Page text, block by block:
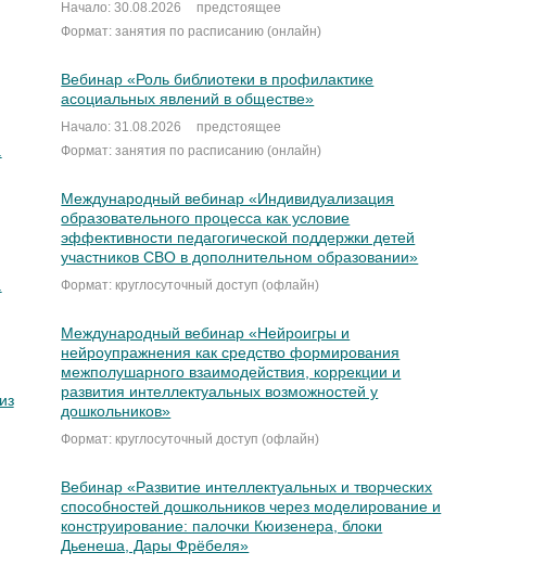
Начало: 30.08.2026
предстоящее
Формат: занятия по расписанию (онлайн)
Вебинар «Роль библиотеки в профилактике
асоциальных явлений в обществе»
Начало: 31.08.2026
предстоящее
Формат: занятия по расписанию (онлайн)
Международный вебинар «Индивидуализация
образовательного процесса как условие
эффективности педагогической поддержки детей
участников СВО в дополнительном образовании»
Формат: круглосуточный доступ (офлайн)
Международный вебинар «Нейроигры и
нейроупражнения как средство формирования
межполушарного взаимодействия, коррекции и
развития интеллектуальных возможностей у
дошкольников»
Формат: круглосуточный доступ (офлайн)
Вебинар «Развитие интеллектуальных и творческих
способностей дошкольников через моделирование и
конструирование: палочки Кюизенера, блоки
Дьенеша, Дары Фрёбеля»